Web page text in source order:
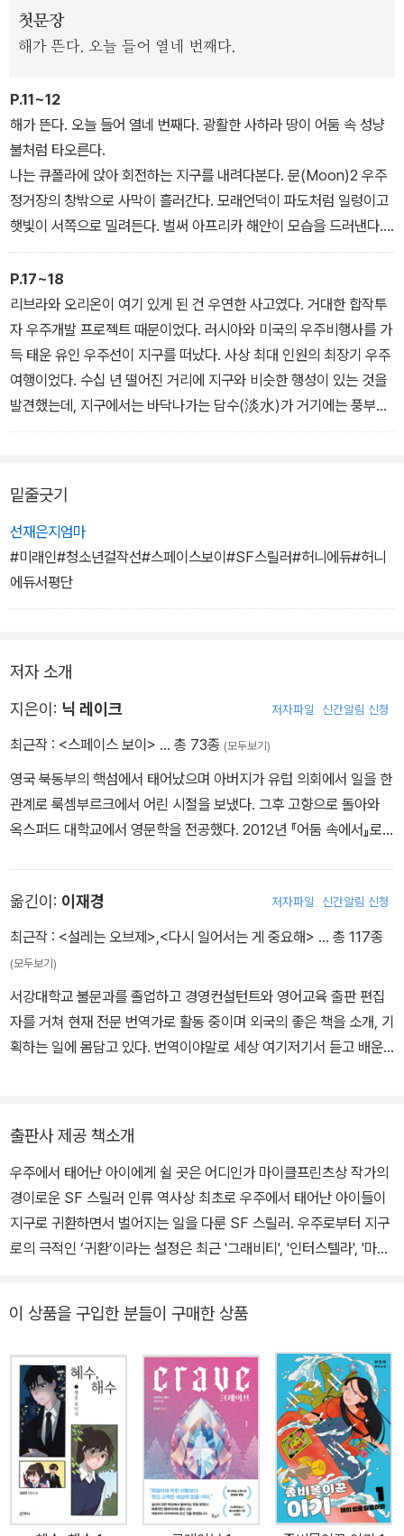
그토록 그리던 지구로 귀환(?)한다. 진짜 흙에서 자라는 식물, 동결
건조되지 않은 진짜 음식, 공기의 공명이 만드는 진짜 음악 소리를 만
구별의 전원생활을 맛볼 꿈에 부푼다.
그러나 평생을 무중력 상태에서 살아온 그들에게 만물을 밑으로 잡아
끄는 중력이 지배하는 지구 환경은 상상도 못한 곤란을 초래한다. 게
다가 사상 초유의 우주 출산과 성장이라는 그들의 인생 뒤에 숨겨진
충격적인 진실이 실체를 드러내면서 레오는 육체적 곤경 못지않게 정
신적 혼란에 빠진다. 그러면서 차츰 자신이 떠나온 고향, 문2 우주정
거장을 그리워하게 되는데….
첫문장
해가 뜬다. 오늘 들어 열네 번째다.
P.11~12
해가 뜬다. 오늘 들어 열네 번째다. 광활한 사하라 땅이 어둠 속 성냥
불처럼 타오른다.
나는 큐폴라에 앉아 회전하는 지구를 내려다본다. 문(Moon)2 우주
정거장의 창밖으로 사막이 흘러간다. 모래언덕이 파도처럼 일렁이고
햇빛이 서쪽으로 밀려든다. 벌써 아프리카 해안이 모습을 드러낸다.
도시들이 스케치처럼 보인다.
그리고 바다.
저기 사람들은 자기들의 행성을 지구라고 부른다. 하지만 땅보다 물
이 더 많다. 5학년만 돼도 아는 사실이다. 가끔씩 할아버지가 비드링
크를 걸어서 지금은 어디를 지나고 있냐고 묻는다. 그러면 나는 창밖
을 보지도 않고 바다 위라고 대답한다. 십중팔구 맞다.
할아버지는 지구가 지구로 불리는 건 인류와 농경의 인연 때문이라고
한다. 사람이 9천 년 전에 곡식을 심고 동물을 기르기 시작했고, 그것
손길을 느낄 수 있다고 한다.
나야 알 수 없다. 난 이 위에서 태어났으니까.
그리고 우리 엄마는 누굴 어루만지는 타입이 아니다.
어쨌거나 조만간 나는 저기로 간다. 두 달 후면 내 열여섯 살 생일이
다. 리브라와 오리온은 이미 열여섯 살 생일이 지났다. 열여섯. 우리
막 건강검진을 받았다. 체중 통과. 골밀도 통과. 우리 모두 다음번 우
주왕복선으로 돌아갈 수 있다는 뜻이다.
돌아가지?
P.17~18
리브라와 오리온이 여기 있게 된 건 우연한 사고였다. 거대한 합작투
자 우주개발 프로젝트 때문이었다. 러시아와 미국의 우주비행사를 가
득 태운 유인 우주선이 지구를 떠났다. 사상 최대 인원의 최장기 우주
여행이었다. 수십 년 떨어진 거리에 지구와 비슷한 행성이 있는 것을
발견했는데, 지구에서는 바닥나가는 담수(淡水)가 거기에는 풍부했
다. 최종 목표는 그리로 우주선을 보내 식민 행성으로 삼는 거였고, 계
이 실험은 예상치 못한 결과를 낳았다. 남녀 우주비행사가 2년 동안
좁은 공간에서 함께 복작대다 보면, 결국에는 서로 섹스를 하게 된다
는 것을 간과했다.
여성 우주비행사 한 명이 우주비행 중에 쌍둥이를 임신했다. 당시에
는 정기적인 심혈관 초음파 검사도 없었다. 리브라와 오리온의 엄마
그럼 나는? 내 경우는 음, 좀 의도된 결과였다. 우리 엄마는 뼛속까지
우주비행사였다. 박사학위 두 개로 무장한 군용 비행 검사관이자 천
체물리학자였고, NASA(미 항공우주국)의 속성 프로그램에 빠짐없
류했다. 엄마 말로는 우주정거장에 갈 우주인 중 한 명으로 최종 선발
됐을 때 미처 임신 사실을 몰랐다고 한다.
(…중략…)
열 달 후에.
밑줄긋기
선재은지엄마
#미래인#청소년걸작선#스페이스보이#SF스릴러#허니에듀#허니
에듀서평단
저자 소개
지은이: 닉 레이크 저자파일 신간알림 신청
최근작 : <스페이스 보이> … 총 73종 (모두보기)
영국 북동부의 핵섬에서 태어났으며 아버지가 유럽 의회에서 일을 한
관계로 룩셈부르크에서 어린 시절을 보냈다. 그후 고향으로 돌아와
옥스퍼드 대학교에서 영문학을 전공했다. 2012년 『어둠 속에서』로
재 영국 하퍼콜린스 출판사에서 청소년문학 전문 에디터로 활동하고
있으며, 한 번도 가본 적 없는 나라들과 지구 밖 우주를 대상으로 무궁
무진한 상상력을 펼치며 왕성한 창작 활동을 이어가고 있다. 가장 존
는 『나에게로의 속삭임』, 『세상의 거짓말』, 『인질 셋』, 『블러드 닌자』
등이 있다.
옮긴이: 이재경 저자파일 신간알림 신청
최근작 : <설레는 오브제>,<다시 일어서는 게 중요해> … 총 117종
(모두보기)
서강대학교 불문과를 졸업하고 경영컨설턴트와 영어교육 출판 편집
자를 거쳐 현재 전문 번역가로 활동 중이며 외국의 좋은 책을 소개, 기
획하는 일에 몸담고 있다. 번역이야말로 세상 여기저기서 듣고 배운
만의 달, 광기의 달》, 《우리는 10분에 세 번 거짓말한다》, 《이노베이
션 킬러》, 《레이시 이야기》, 《뮬, 마약 운반 이야기》 등이 있고 고전
명언집 《다시 일어서는 게 중요해》를 엮었다.
출판사 제공 책소개
우주에서 태어난 아이에게 쉴 곳은 어디인가 마이클프린츠상 작가의
경이로운 SF 스릴러 인류 역사상 최초로 우주에서 태어난 아이들이
지구로 귀환하면서 벌어지는 일을 다룬 SF 스릴러. 우주로부터 지구
로의 극적인 ‘귀환’이라는 설정은 최근 '그래비티', '인터스텔라', '마션'
우주(정확히 말하면 우주정거장)에서 태어난 사람에게 지구로의 귀
환이란 어불성설이다. 본래 있던 곳이 아닌데 ‘돌아간다’는 표현이 가
당키나 한가? 바로 이러한 아이러니가 이 소설에 시종일관 기묘한 긴
장감을 부여한다. 쌍둥이 남매 리브라, 오리온과 함께 문2 우주정거
장에서 태어나 우주비행사들에 의해 양육된 레오. 그들의 출생은 뜻
밖의 사고였다. 근미래의 지구는 온난화로 인한 가뭄, 홍수, 허리케인
등의 기상이변으로 심각한 생존 위기에 처한다. 그래서 지구와 비슷
한 환경의 행성을 찾아내 식민지로 삼기로 하고, 그러한 이주 계획의
1단계로 사람이 무중력 상태에서 얼마나 오래 살 수 있는지를 보는 실
이 상품을 구입한 분들이 구매한 상품